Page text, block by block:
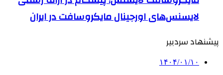
لایسنس‌های اورجینال مایکروسافت در ایران
پیشنهاد سردبیر
۱۴۰۴/۰۱/۱۰